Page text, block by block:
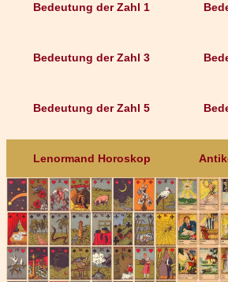
Bedeutung der Zahl 1
Bedeutung der Zahl 3
Bedeutung der Zahl 5
Lenormand Horoskop